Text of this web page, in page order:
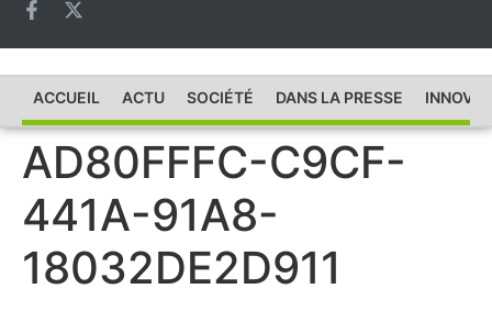
ACCUEIL ACTU SOCIÉTÉ DANS LA PRESSE
AD80FFFC-C9CF-
441A-91A8-
18032DE2D911